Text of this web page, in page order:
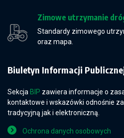
Zimowe utrzymanie
Standardy zimowego
oraz mapa.
Biuletyn Informacji
Sekcja BIP zawiera informacje o
kontaktowe i wskazówki odnośnie
tradycyjną jak i elektroniczną.
Ochrona danych osobowych